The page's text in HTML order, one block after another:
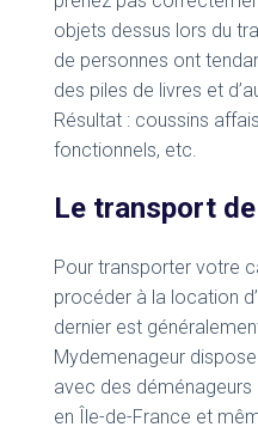
objets dessus lors du
de personnes ont
des piles de livres et
Résultat : coussins
fonctionnels, etc.
Le transport
Pour transporter votre
procéder à la location
dernier est
Mydemenageur
avec des
en Île-de-France et